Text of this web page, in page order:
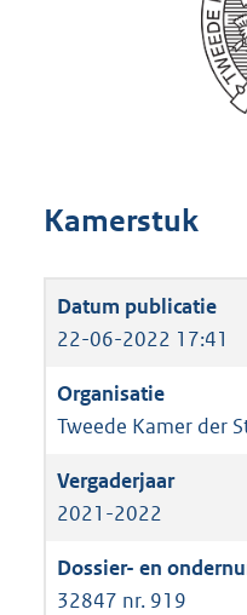
Kamerstuk
22-06-2022 17:41
Tweede Kamer der
2021-2022
32847 nr. 919